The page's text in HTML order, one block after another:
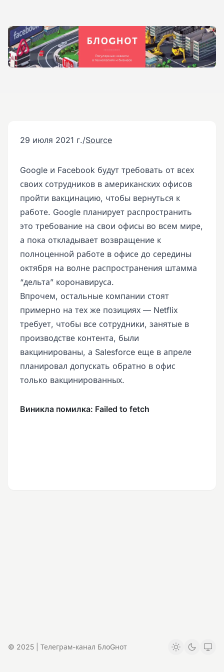
29 июля 2021 г./Source
Google и Facebook будут требовать от всех
своих сотрудников в американских офисов
пройти вакцинацию, чтобы вернуться к
работе. Google планирует распространить
это требование на свои офисы во всем мире,
а пока откладывает возвращение к
полноценной работе в офисе до середины
октября на волне распространения штамма
“дельта” коронавируса.
Впрочем, остальные компании стоят
примерно на тех же позициях — Netflix
требует, чтобы все сотрудники, занятые в
производстве контента, были
вакцинированы, а Salesforce еще в апреле
планировал допускать обратно в офис
только вакцинированных.
© 2025 | Телеграм-канал БлоGнот